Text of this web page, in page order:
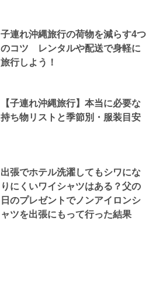
子連れ沖縄旅行の荷物を減らす4つ
のコツ レンタルや配送で身軽に
旅行しよう！
【子連れ沖縄旅行】本当に必要な
持ち物リストと季節別・服装目安
出張でホテル洗濯してもシワにな
りにくいワイシャツはある？父の
日のプレゼントでノンアイロンシ
ャツを出張にもって行った結果